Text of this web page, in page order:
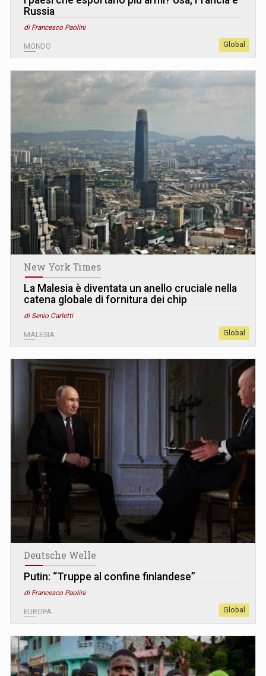
Russia
di Francesco Paolini
MONDO Global
New York Times
La Malesia è diventata un anello cruciale nella
catena globale di fornitura dei chip
di Senio Carletti
MALESIA Global
Deutsche Welle
Putin: “Truppe al confine finlandese”
di Francesco Paolini
EUROPA Global